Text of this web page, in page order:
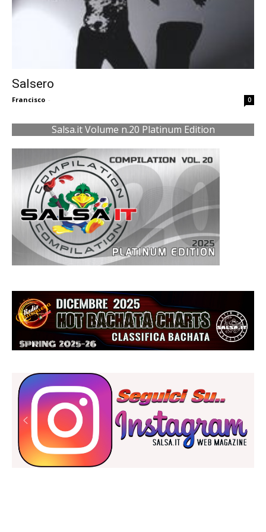
Salsero
Francisco - 0
Salsa.it Volume n.20 Platinum Edition